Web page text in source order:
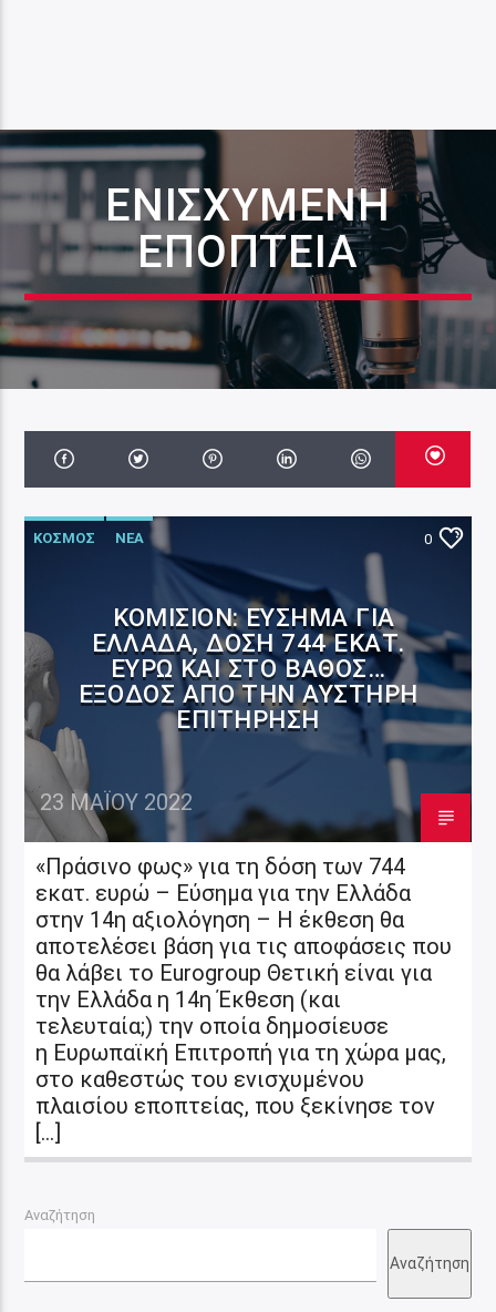
ΕΝΙΣΧΥΜΈΝΗ
ΕΠΟΠΤΕΊΑ
ΚΟΣΜΟΣ ΝΕΑ 0
ΚΟΜΙΣΙΌΝ: ΕΎΣΗΜΑ ΓΙΑ
ΕΛΛΆΔΑ, ΔΌΣΗ 744 ΕΚΑΤ.
ΕΥΡΏ ΚΑΙ ΣΤΟ ΒΆΘΟΣ…
ΈΞΟΔΟΣ ΑΠΌ ΤΗΝ ΑΥΣΤΗΡΉ
ΕΠΙΤΉΡΗΣΗ
23 ΜΑΪ́ΟΥ 2022
«Πράσινο φως» για τη δόση των 744
εκατ. ευρώ – Εύσημα για την Ελλάδα
στην 14η αξιολόγηση – H έκθεση θα
αποτελέσει βάση για τις αποφάσεις που
θα λάβει το Eurogroup Θετική είναι για
την Ελλάδα η 14η Έκθεση (και
τελευταία;) την οποία δημοσίευσε
η Ευρωπαϊκή Επιτροπή για τη χώρα μας,
στο καθεστώς του ενισχυμένου
πλαισίου εποπτείας, που ξεκίνησε τον
[…]
Αναζήτηση
Αναζήτηση